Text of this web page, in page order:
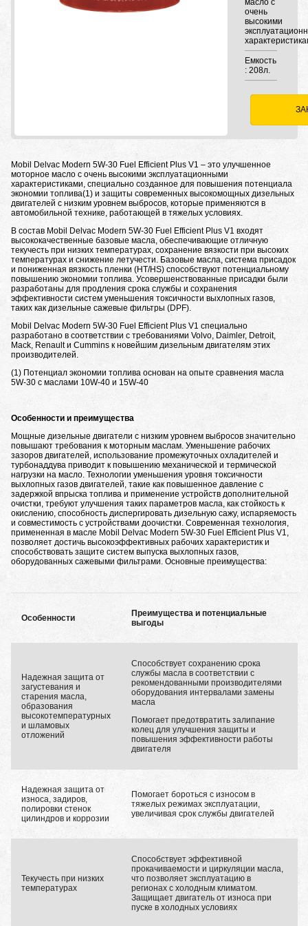
масло с
очень
высокими
Емкость
: 208л.
Mobil Delvac Modern 5W-30 Fuel Efficient Plus V1 – это улучшенное
моторное масло с очень высокими эксплуатационными
характеристиками, специально созданное для повышения потенциала
экономии топлива(1) и защиты современных высокомощных дизельных
двигателей с низким уровнем выбросов, которые применяются в
автомобильной технике, работающей в тяжелых условиях.
В состав Mobil Delvac Modern 5W-30 Fuel Efficient Plus V1 входят
высококачественные базовые масла, обеспечивающие отличную
текучесть при низких температурах, сохранение вязкости при высоких
температурах и снижение летучести. Базовые масла, система присадок
и пониженная вязкость пленки (HT/HS) способствуют потенциальному
повышению экономии топлива. Усовершенствованные присадки были
разработаны для продления срока службы и сохранения
эффективности систем уменьшения токсичности выхлопных газов,
таких как дизельные сажевые фильтры (DPF).
Mobil Delvac Modern 5W-30 Fuel Efficient Plus V1 специально
разработано в соответствии с требованиями Volvo, Daimler, Detroit,
Mack, Renault и Cummins к новейшим дизельным двигателям этих
производителей.
(1) Потенциал экономии топлива основан на опыте сравнения масла
5W-30 с маслами 10W-40 и 15W-40
Особенности и преимущества
Мощные дизельные двигатели с низким уровнем выбросов значительно
повышают требования к моторным маслам. Уменьшение рабочих
зазоров двигателей, использование промежуточных охладителей и
турбонаддува приводит к повышению механической и термической
нагрузки на масло. Технологии уменьшения уровня токсичности
выхлопных газов двигателей, такие как повышенное давление с
задержкой впрыска топлива и применение устройств дополнительной
очистки, требуют улучшения таких параметров масла, как стойкость к
окислению, способность диспергировать дизельную сажу, испаряемость
и совместимость с устройствами доочистки. Современная технология,
примененная в масле Mobil Delvac Modern 5W-30 Fuel Efficient Plus V1,
позволяет достичь высокоэффективных рабочих характеристик и
способствовать защите систем выпуска выхлопных газов,
оборудованных сажевыми фильтрами. Основные преимущества:
Особенности
Преимущества и потенциальные
выгоды
Надежная защита от
загустевания и
старения масла,
образования
высокотемпературных
и шламовых
отложений
Способствует сохранению срока
службы масла в соответствии с
рекомендованными производителями
оборудования интервалами замены
масла
Помогает предотвратить залипание
колец для улучшения защиты и
повышения эффективности работы
двигателя
Надежная защита от
износа, задиров,
полировки стенок
цилиндров и коррозии
Помогает бороться с износом в
тяжелых режимах эксплуатации,
увеличивая срок службы двигателей
Текучесть при низких
температурах
Способствует эффективной
прокачиваемости и циркуляции масла,
что позволяет эксплуатацию в
регионах с холодным климатом.
Защищает двигатель от износа при
пуске в холодных условиях